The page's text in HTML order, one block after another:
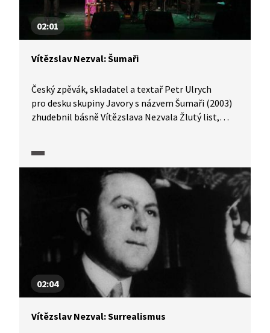
02:01
Vítězslav Nezval: Šumaři
Český zpěvák, skladatel a textař Petr Ulrych
pro desku skupiny Javory s názvem Šumaři (2003)
zhudebnil básně Vítězslava Nezvala Žlutý list,
poslechnout titulní píseň Šumaři, která zazněla
v pořadu Písně českých básníků.
02:04
Vítězslav Nezval: Surrealismus